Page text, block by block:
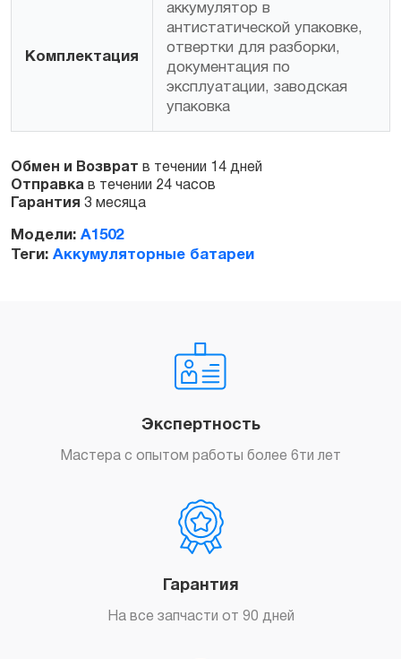
Комплектация
аккумулятор в
антистатической упаковке,
отвертки для разборки,
документация по
эксплуатации, заводская
упаковка
Обмен и Возврат в течении 14 дней
Отправка в течении 24 часов
Гарантия 3 месяца
Модели: A1502
Теги: Аккумуляторные батареи
Экспертность
Мастера с опытом работы более 6ти лет
Гарантия
На все запчасти от 90 дней